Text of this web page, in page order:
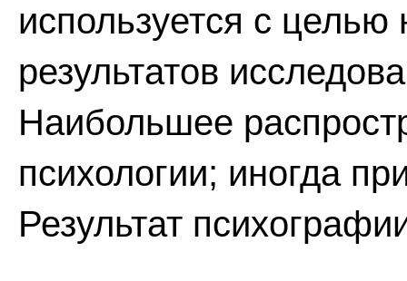
используется с целью
результатов
Наибольшее
психологии; иногда
Результат